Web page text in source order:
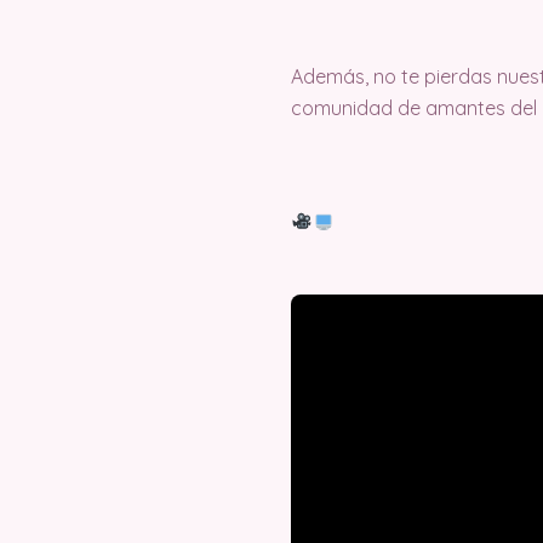
Además, no te pierdas
comunidad de amantes